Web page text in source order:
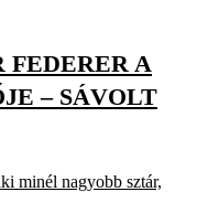
FEDERER A
– SÁVOLT
minél nagyobb sztár,